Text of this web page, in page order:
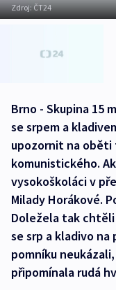
Zdroj:ČT24
Brno - Skupina 15
se srpem a
upozornit na
komunistického.
vysokoškoláci v
Milady Horákové.
Doležela tak
se srp a kladivo na
pomníku
připomínala rudá